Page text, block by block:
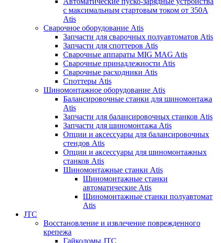
с максимальным стартовым током от 350А
Atis
Сварочное оборудование Atis
Запчасти для сварочных полуавтоматов Atis
Запчасти для споттеров Atis
Сварочные аппараты MIG MAG Atis
Сварочные принадлежности Atis
Сварочные расходники Atis
Споттеры Atis
Шиномонтажное оборудование Atis
Балансировочные станки для шиномонтажа
Atis
Запчасти для балансировочных станков Atis
Запчасти для шиномонтажа Atis
Опции и аксессуары для балансировочных
стендов Atis
Опции и аксессуары для шиномонтажных
станков Atis
Шиномонтажные станки Atis
Шиномонтажные станки
автоматические Atis
Шиномонтажные станки полуавтомат
Atis
JTC
Восстановление и извлечение поврежденного
крепежа
Гайколомы JTC